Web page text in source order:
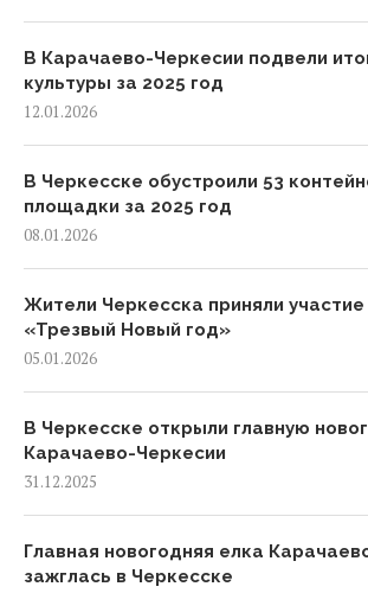
В Карачаево-Черкесии подвели
культуры за 2025 год
12.01.2026
В Черкесске обустроили 53
площадки за 2025 год
08.01.2026
Жители Черкесска приняли участие
«Трезвый Новый год»
05.01.2026
В Черкесске открыли главную
Карачаево-Черкесии
31.12.2025
Главная новогодняя елка
зажглась в Черкесске